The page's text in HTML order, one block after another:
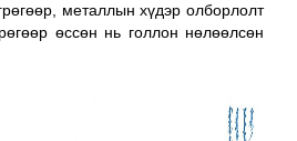
металлын хүдэр олборлолт
өссөн нь голлон нөлөөлсөн